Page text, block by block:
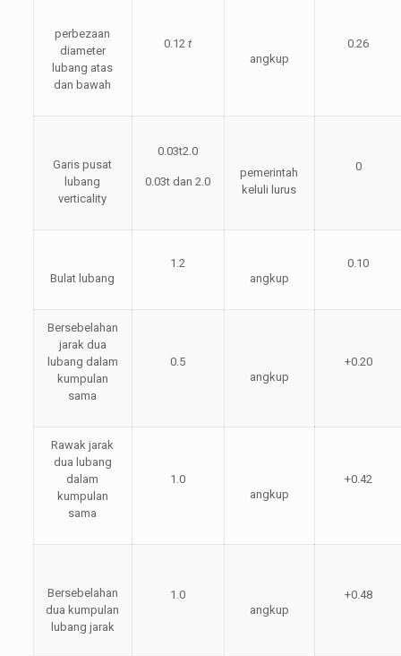
perbezaan
diameter
lubang atas
dan bawah
0.12t
angkup
0.26
Garis pusat
lubang
verticality
0.03t2.0
0.03t dan 2.0
pemerintah
keluli lurus
0
Bulat lubang
1.2
angkup
0.10
Bersebelahan
jarak dua
lubang dalam
kumpulan
sama
0.5
angkup
+0.20
Rawak jarak
dua lubang
dalam
kumpulan
sama
1.0
angkup
+0.42
Bersebelahan
dua kumpulan
lubang jarak
1.0
angkup
+0.48